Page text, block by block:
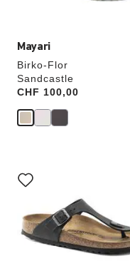
Mayari
Birko-Flor
Sandcastle
Price:
CHF 100,00
Anklicken
der
werden
die
Produktbilder